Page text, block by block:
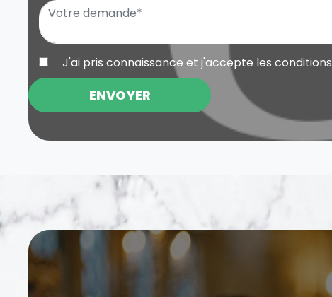
J'ai pris connaissance et j'accepte les conditions
ENVOYER